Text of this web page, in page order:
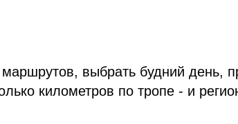
выбрать будний день,
километров по тропе - и